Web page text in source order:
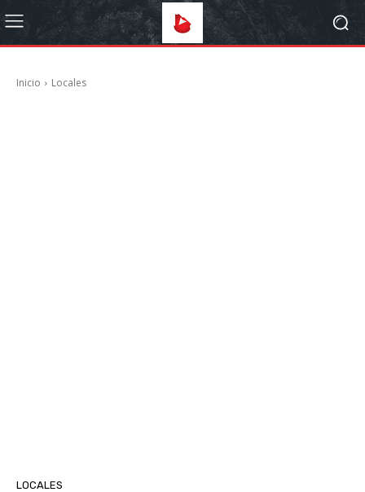
Inicio Locales
LOCALES